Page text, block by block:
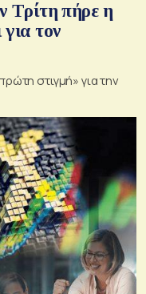
Τρίτη πήρε η
τον
στιγμή» για την